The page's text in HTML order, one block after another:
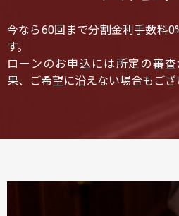
今なら60回まで分割金利手数料
す。
ローンのお申込には所定の審
果、ご希望に沿えない場合もござ